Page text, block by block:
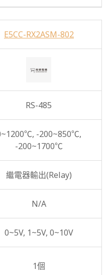
E5CC-RX2ASM-802
RS-485
-200~850℃,
-200~1700℃
繼電器輸出(Relay)
N/A
0~5V, 1~5V, 0~10V
1個